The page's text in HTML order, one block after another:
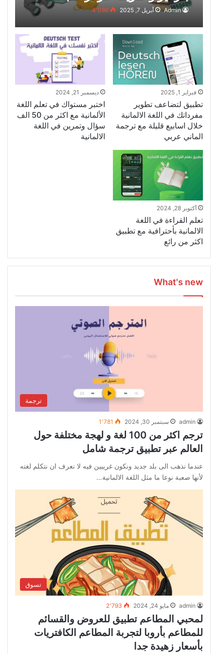
ترتقي بمستواك اللغوي
Admin أبريل 7, 2025 4٬086
فبراير 1, 2025
تطبيق لتضاعف تطوير
مفرداتك في اللغة الالمانية
خلال اسابيع قليلة مع ترجمة
الماني عربي
اختبر مستواك في تعلم اللغة
الألمانية مع اكثر من 50 الف
سؤال وتمرين في اللغة
الالمانية
أكتوبر 28, 2024
تعلم القراءة في اللغة
الالمانية بأحترافية مع تطبيق
اكثر من رائع
What's new
ترجمة
admin سبتمبر 30, 2024 1٬781
ترجم اكثر من 100 لغة و لهجة مختلفة حول
العالم عبر تطبيق ترجمة شامل
عندما نذهب الى بلد جديد ونكون غريبين فيه لا نعرف ان نتكلم لغته
لأنها صعبة نوعا ما مثل اللغة الالمانية…
تسوق
admin مايو 24, 2024 2٬793
لمحبي المطاعم تطبيق للعروض والقسائم
للمطاعم بأروبا لتجربة المطاعم الكافتريات
بأسعار زهيدة جدا